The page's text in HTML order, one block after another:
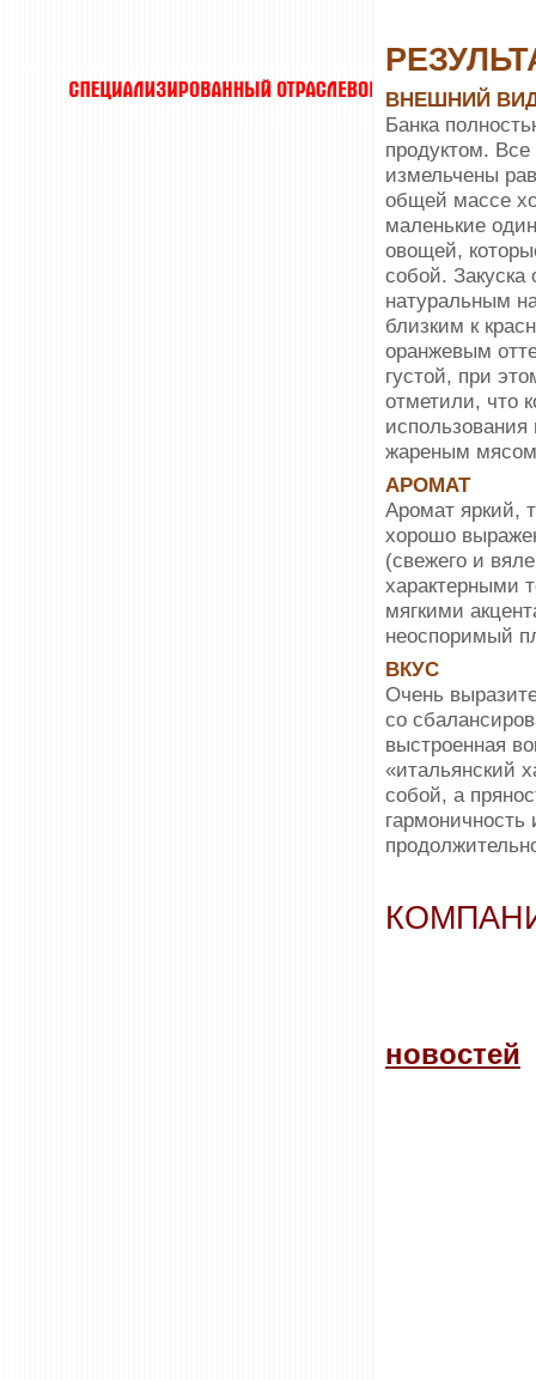
ВНЕШНИЙ
Банка
продуктом.
измельчены
общей массе
маленькие
овощей,
собой. Закуска
натуральным
близким к
оранжевым
густой, при
отметили, что
жареным
АРОМАТ
Аромат яркий,
хорошо
(свежего и
характерными
мягкими
неоспоримый
ВКУС
Очень
со
выстроенная
«итальянский
собой, а
новостей